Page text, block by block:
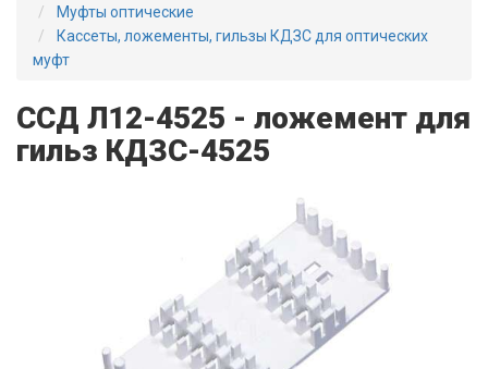
Муфты оптические
Кассеты, ложементы, гильзы КДЗС для оптических
муфт
ССД Л12-4525 - ложемент для
гильз КДЗС-4525